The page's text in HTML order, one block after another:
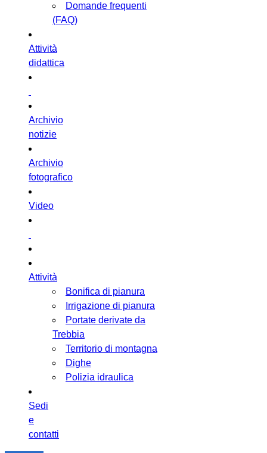
Domande frequenti
(FAQ)
Attività
didattica
Archivio
notizie
Archivio
fotografico
Video
Attività
Bonifica di pianura
Irrigazione di pianura
Portate derivate da
Trebbia
Territorio di montagna
Dighe
Polizia idraulica
Sedi
e
contatti